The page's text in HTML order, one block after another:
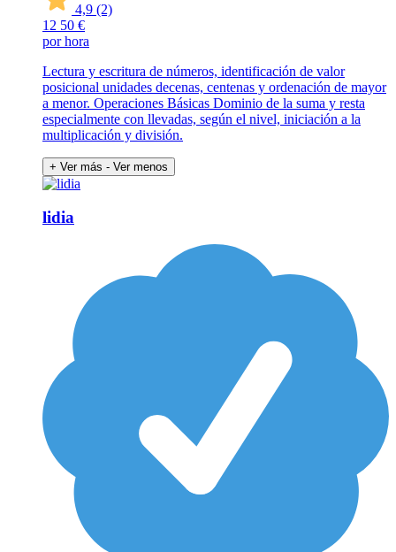
4,9 (2)
12 50 €
por hora
Lectura y escritura de números, identificación de valor
posicional unidades decenas, centenas y ordenación de mayor
a menor. Operaciones Básicas Dominio de la suma y resta
especialmente con llevadas, según el nivel, iniciación a la
multiplicación y división.
+ Ver más - Ver menos
lidia